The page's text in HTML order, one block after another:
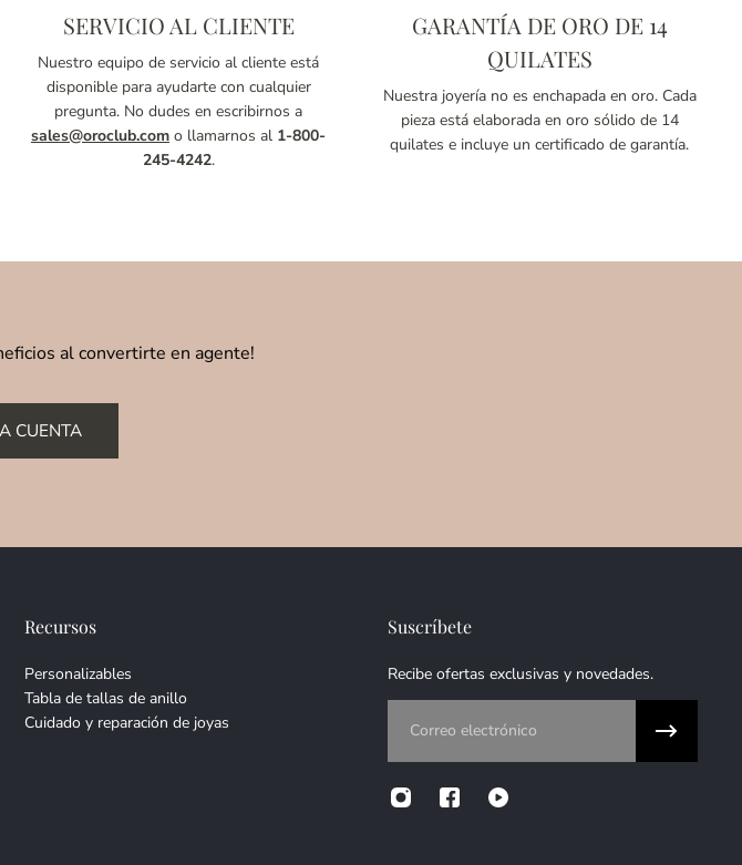
SERVICIO AL CLIENTE
Nuestro equipo de servicio al cliente está
disponible para ayudarte con cualquier
pregunta. No dudes en escribirnos a
sales@oroclub.com o llamarnos al 1-800-
245-4242.
GARANTÍA DE ORO DE 14
QUILATES
Nuestra joyería no es enchapada en oro. Cada
pieza está elaborada en oro sólido de 14
quilates e incluye un certificado de garantía.
al convertirte en agente!
CUENTA
Recursos
Personalizables
Tabla de tallas de anillo
Cuidado y reparación de joyas
Suscríbete
Recibe ofertas exclusivas y novedades.